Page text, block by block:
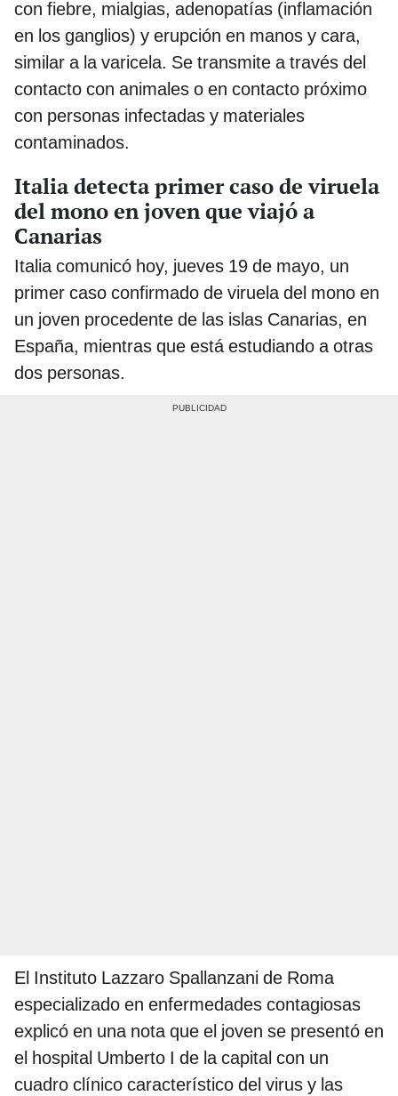
con fiebre, mialgias, adenopatías (inflamación
en los ganglios) y erupción en manos y cara,
similar a la varicela. Se transmite a través del
contacto con animales o en contacto próximo
con personas infectadas y materiales
contaminados.
Italia detecta primer caso de viruela
del mono en joven que viajó a
Canarias
Italia comunicó hoy, jueves 19 de mayo, un
primer caso confirmado de viruela del mono en
un joven procedente de las islas Canarias, en
España, mientras que está estudiando a otras
dos personas.
El Instituto Lazzaro Spallanzani de Roma
especializado en enfermedades contagiosas
explicó en una nota que el joven se presentó en
el hospital Umberto I de la capital con un
cuadro clínico característico del virus y las